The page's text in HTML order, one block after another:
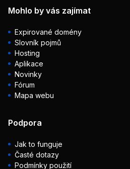
Mohlo by vás zajímat
Expirované domény
Slovník pojmů
Hosting
Aplikace
Novinky
Fórum
Mapa webu
Podpora
Jak to funguje
Časté dotazy
Podmínky použití